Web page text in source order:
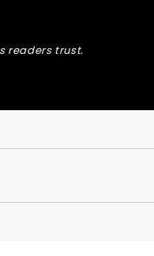
readers trust.